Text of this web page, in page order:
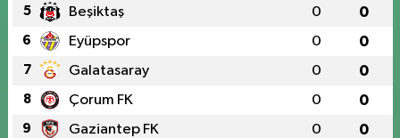
5 Beşiktaş 0 0
6 Eyüpspor 0 0
7 Galatasaray 0 0
8 Çorum FK 0 0
9 Gaziantep FK 0 0